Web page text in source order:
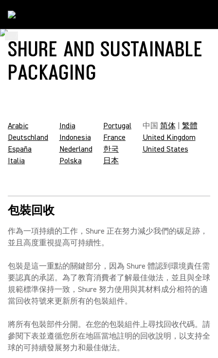
SHURE AND SUSTAINABLE
PACKAGING
Arabic
Deutschland
España
Italia
India
Indonesia
Nederland
Polska
Portugal
France
한국
日本
中国 简体| 繁體
United Kingdom
United States
包裝回收
作為一項持續的工作，Shure 正在努力減少我們的碳足跡，
並且高度重視提高可持續性。
包裝是這一重點的關鍵部分，因為 Shure 體認到環境責任需
要認真的承諾。為了教育消費者了解最佳做法，並且與全球
規範標準保持一致，Shure 努力使用與其材料成分相符的適
當回收符號來更新所有的包裝組件。
將所有包裝部件分開。在您的包裝組件上尋找回收代碼。請
參閱下表並遵循您所在地區當地註明的回收說明，以支持全
球的可持續發展努力和最佳做法。